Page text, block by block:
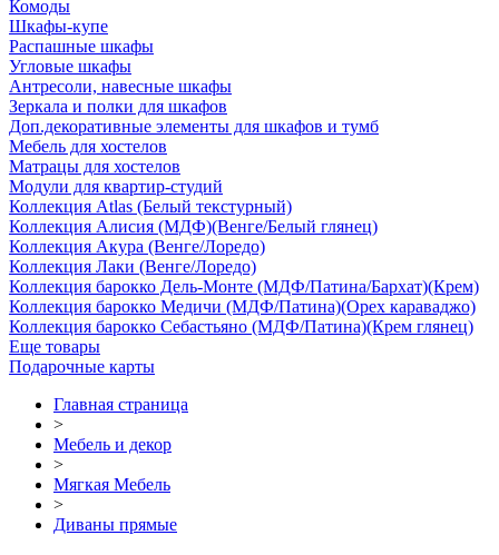
Комоды
Шкафы-купе
Распашные шкафы
Угловые шкафы
Антресоли, навесные шкафы
Зеркала и полки для шкафов
Доп.декоративные элементы для шкафов и тумб
Мебель для хостелов
Матрацы для хостелов
Модули для квартир-студий
Коллекция Atlas (Белый текстурный)
Коллекция Алисия (МДФ)(Венге/Белый глянец)
Коллекция Акура (Венге/Лоредо)
Коллекция Лаки (Венге/Лоредо)
Коллекция барокко Дель-Монте (МДФ/Патина/Бархат)(Крем)
Коллекция барокко Медичи (МДФ/Патина)(Орех караваджо)
Коллекция барокко Себастьяно (МДФ/Патина)(Крем глянец)
Еще товары
Подарочные карты
Главная страница
>
Мебель и декор
>
Мягкая Мебель
>
Диваны прямые